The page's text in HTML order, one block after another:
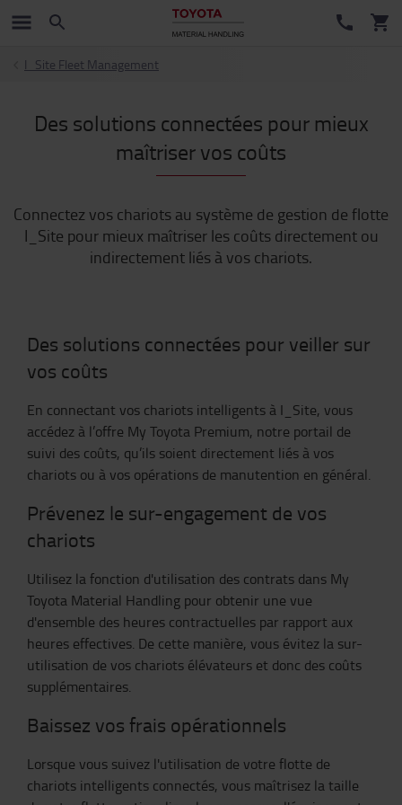
I_Site Fleet Management
Des solutions connectées pour mieux
maîtriser vos coûts
Connectez vos chariots au système de gestion de flotte
I_Site pour mieux maîtriser les coûts directement ou
indirectement liés à vos chariots.
Des solutions connectées pour veiller sur
vos coûts
En connectant vos chariots intelligents à I_Site, vous
accédez à l’offre My Toyota Premium, notre portail de
suivi des coûts, qu’ils soient directement liés à vos
chariots ou à vos opérations de manutention en général.
Prévenez le sur-engagement de vos
chariots
Utilisez la fonction d'utilisation des contrats dans My
Toyota Material Handling pour obtenir une vue
d'ensemble des heures contractuelles par rapport aux
heures effectives. De cette manière, vous évitez la sur-
utilisation de vos chariots élévateurs et donc des coûts
supplémentaires.
Baissez vos frais opérationnels
Lorsque vous suivez l'utilisation de votre flotte de
chariots intelligents connectés, vous maîtrisez la taille